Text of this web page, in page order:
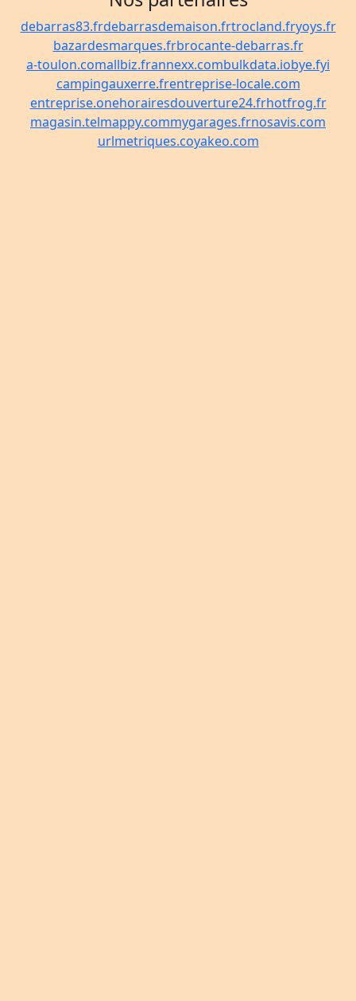
debarras83.frdebarrasdemaison.frtrocland.fryoys.fr
bazardesmarques.frbrocante-debarras.fr
a-toulon.comallbiz.frannexx.combulkdata.iobye.fyi
campingauxerre.frentreprise-locale.com
entreprise.onehorairesdouverture24.frhotfrog.fr
magasin.telmappy.commygarages.frnosavis.com
urlmetriques.coyakeo.com